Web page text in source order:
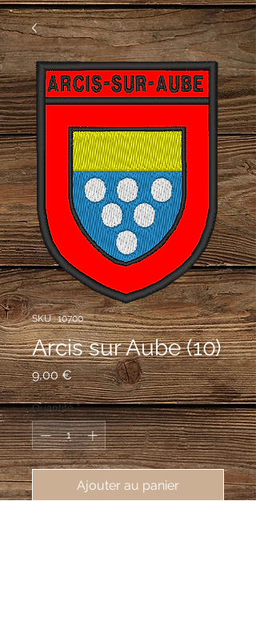
SKU : 10700
Arcis sur Aube (10)
9,00 €Prix
Quantité *
Ajouter au panier